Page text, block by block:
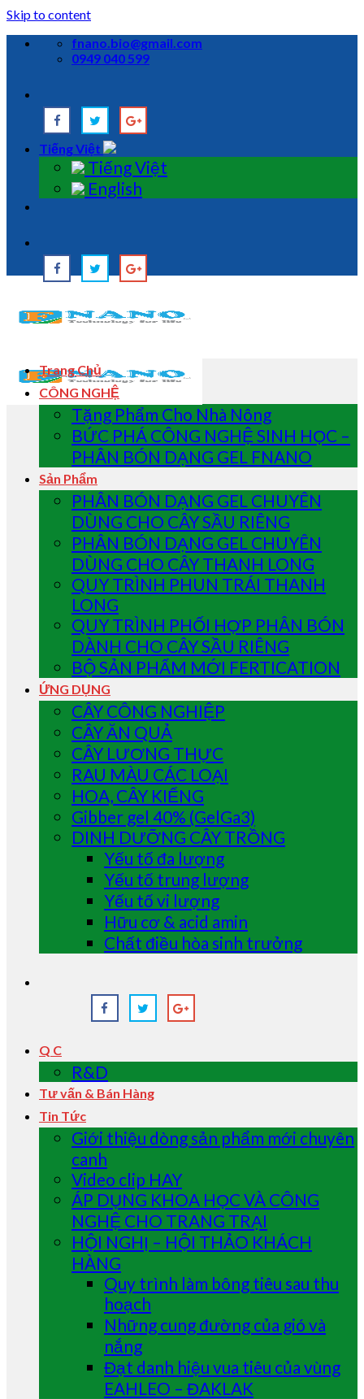
Skip to content
fnano.bio@gmail.com
0949 040 599
Tiếng Việt
Tiếng Việt
English
Trang Chủ
CÔNG NGHỆ
Tặng Phẩm Cho Nhà Nông
BỨC PHÁ CÔNG NGHỆ SINH HỌC –
PHÂN BÓN DẠNG GEL FNANO
Sản Phẩm
PHÂN BÓN DẠNG GEL CHUYÊN
DÙNG CHO CÂY SẦU RIÊNG
PHÂN BÓN DẠNG GEL CHUYÊN
DÙNG CHO CÂY THANH LONG
QUY TRÌNH PHUN TRÁI THANH
LONG
QUY TRÌNH PHỐI HỢP PHÂN BÓN
DÀNH CHO CÂY SẦU RIÊNG
BỘ SẢN PHẨM MỚI FERTICATION
ỨNG DỤNG
CÂY CÔNG NGHIỆP
CÂY ĂN QUẢ
CÂY LƯƠNG THỰC
RAU MÀU CÁC LOẠI
HOA, CÂY KIỂNG
Gibber gel 40% (GelGa3)
DINH DƯỠNG CÂY TRỒNG
Yếu tố đa lượng
Yếu tố trung lượng
Yếu tố vi lượng
Hữu cơ & acid amin
Chất điều hòa sinh trưởng
Q C
R&D
Tư vấn & Bán Hàng
Tin Tức
Giới thiệu dòng sản phẩm mới chuyên
canh
Video clip HAY
ÁP DỤNG KHOA HỌC VÀ CÔNG
NGHỆ CHO TRANG TRẠI
HỘI NGHỊ – HỘI THẢO KHÁCH
HÀNG
Quy trình làm bông tiêu sau thu
hoạch
Những cung đường của gió và
nắng
Đạt danh hiệu vua tiêu của vùng
EAHLEO – ĐAKLAK